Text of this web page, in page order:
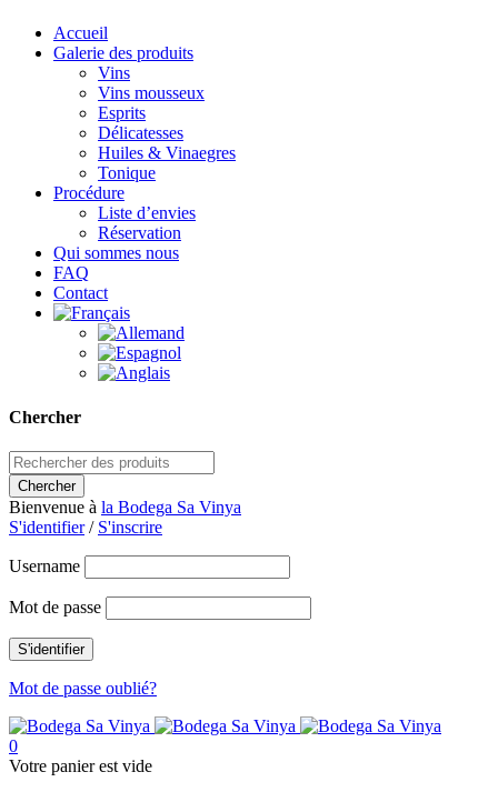
Accueil
Galerie des produits
Vins
Vins mousseux
Esprits
Délicatesses
Huiles & Vinaegres
Tonique
Procédure
Liste d’envies
Réservation
Qui sommes nous
FAQ
Contact
Chercher
Bienvenue à la Bodega Sa Vinya
S'identifier/ S'inscrire
Username
Mot de passe
Mot de passe oublié?
0
Votre panier est vide